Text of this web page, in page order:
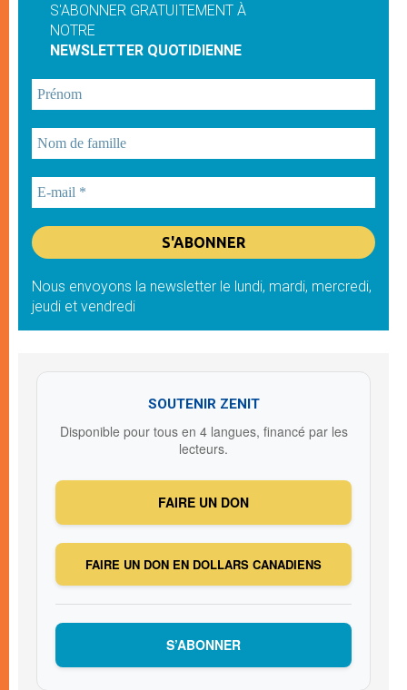
S'ABONNER GRATUITEMENT À
NOTRE
NEWSLETTER QUOTIDIENNE
Nous envoyons la newsletter le lundi, mardi, mercredi,
jeudi et vendredi
SOUTENIR ZENIT
Disponible pour tous en 4 langues, financé par les
lecteurs.
FAIRE UN DON
FAIRE UN DON EN DOLLARS CANADIENS
S’ABONNER